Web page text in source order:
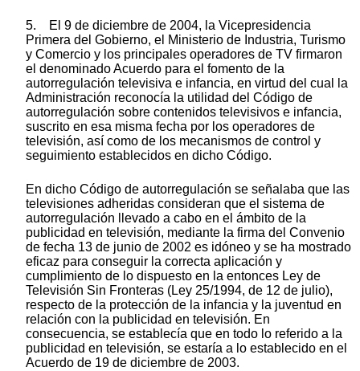
5. El 9 de diciembre de 2004, la Vicepresidencia
Primera del Gobierno, el Ministerio de Industria, Turismo
y Comercio y los principales operadores de TV firmaron
el denominado Acuerdo para el fomento de la
autorregulación televisiva e infancia, en virtud del cual la
Administración reconocía la utilidad del Código de
autorregulación sobre contenidos televisivos e infancia,
suscrito en esa misma fecha por los operadores de
televisión, así como de los mecanismos de control y
seguimiento establecidos en dicho Código.
En dicho Código de autorregulación se señalaba que las
televisiones adheridas consideran que el sistema de
autorregulación llevado a cabo en el ámbito de la
publicidad en televisión, mediante la firma del Convenio
de fecha 13 de junio de 2002 es idóneo y se ha mostrado
eficaz para conseguir la correcta aplicación y
cumplimiento de lo dispuesto en la entonces Ley de
Televisión Sin Fronteras (Ley 25/1994, de 12 de julio),
respecto de la protección de la infancia y la juventud en
relación con la publicidad en televisión. En
consecuencia, se establecía que en todo lo referido a la
publicidad en televisión, se estaría a lo establecido en el
Acuerdo de 19 de diciembre de 2003.